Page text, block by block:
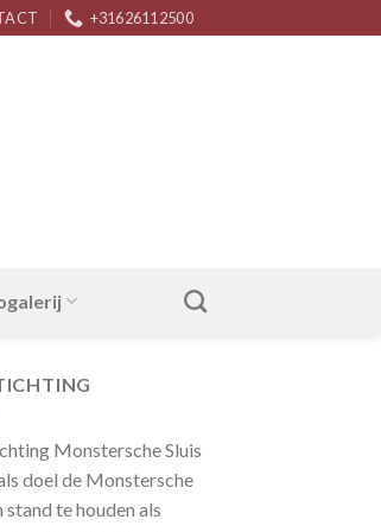
+31626112500
Monstersche Sluis
doel de Monstersche
stand te houden als